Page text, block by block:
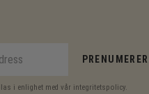
i enlighet med vår integritetspolicy.